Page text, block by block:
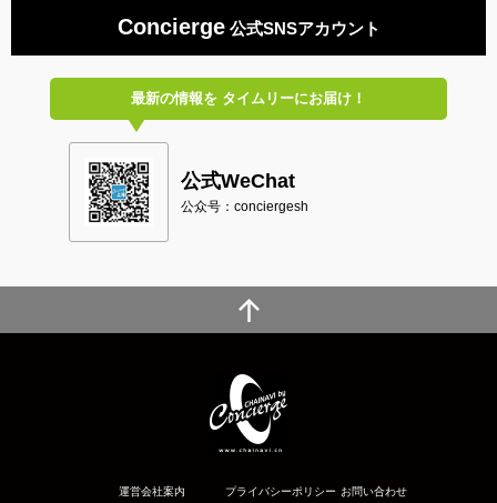
Concierge公式SNSアカウント
最新の情報をタイムリーにお届け！
公式WeChat
公众号：conciergesh
運営会社案内 プライバシーポリシー お問い合わせ